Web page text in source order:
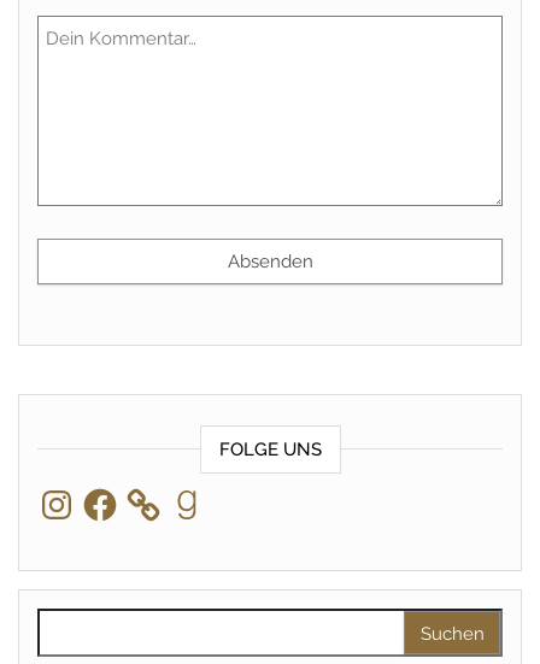
FOLGE UNS
InstagramFacebook Goodreads